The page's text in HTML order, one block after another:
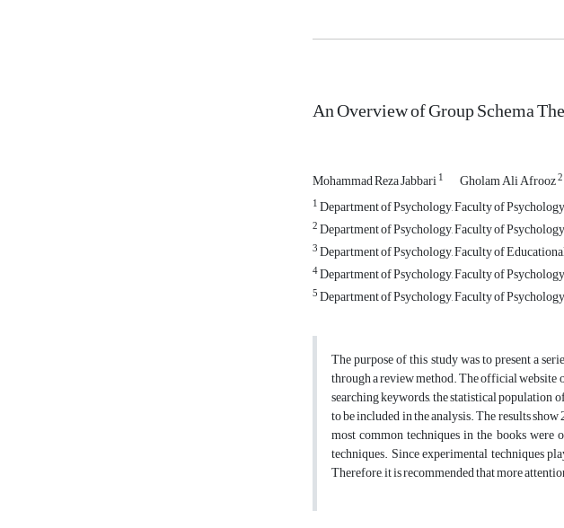
An Overview of Group Schema
Mohammad Reza Jabbari1 Gholam Ali Afrooz2
1Department of Psychology, Faculty of
2Department of Psychology, Faculty of
3Department of Psychology, Faculty of
4Department of Psychology, Faculty of
5Department of Psychology, Faculty of
The purpose of this study was to present a
through a review method. The official website
searching keywords, the statistical population
to be included in the analysis. The results
most common techniques in the books
techniques. Since experimental techniques
Therefore, it is recommended that more